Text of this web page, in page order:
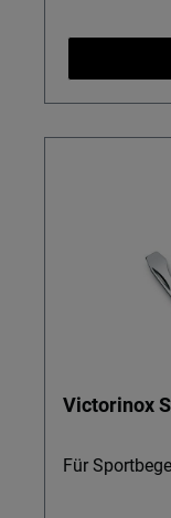
Victorinox
Für